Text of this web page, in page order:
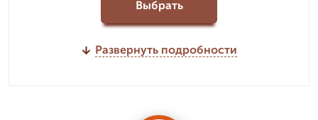
Выбрать
Развернуть подробности